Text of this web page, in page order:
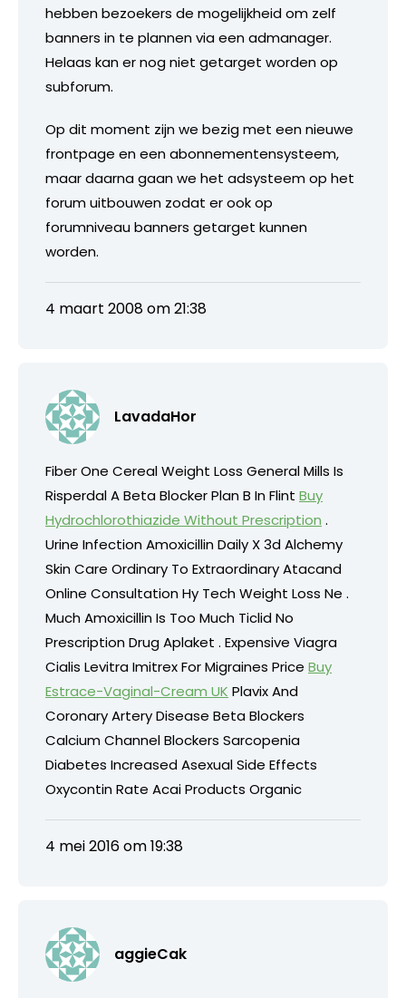
hebben bezoekers de mogelijkheid om zelf
banners in te plannen via een admanager.
Helaas kan er nog niet getarget worden op
subforum.
Op dit moment zijn we bezig met een nieuwe
frontpage en een abonnementensysteem,
maar daarna gaan we het adsysteem op het
forum uitbouwen zodat er ook op
forumniveau banners getarget kunnen
worden.
4 maart 2008 om 21:38
LavadaHor
Fiber One Cereal Weight Loss General Mills Is
Risperdal A Beta Blocker Plan B In Flint Buy
Hydrochlorothiazide Without Prescription .
Urine Infection Amoxicillin Daily X 3d Alchemy
Skin Care Ordinary To Extraordinary Atacand
Online Consultation Hy Tech Weight Loss Ne .
Much Amoxicillin Is Too Much Ticlid No
Prescription Drug Aplaket . Expensive Viagra
Cialis Levitra Imitrex For Migraines Price Buy
Estrace-Vaginal-Cream UK Plavix And
Coronary Artery Disease Beta Blockers
Calcium Channel Blockers Sarcopenia
Diabetes Increased Asexual Side Effects
Oxycontin Rate Acai Products Organic
4 mei 2016 om 19:38
aggieCak